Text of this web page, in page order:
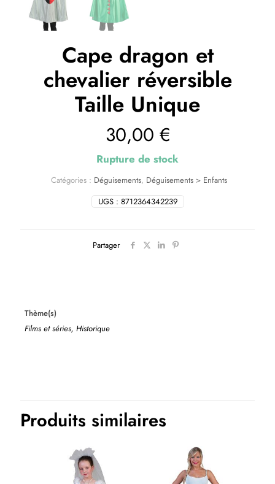
Cape dragon et
chevalier réversible
Taille Unique
30,00 €
Rupture de stock
UGS : 8712364342239
Catégories : Déguisements, Déguisements > Enfants
Partager
Thème(s)
Films et séries, Historique
Produits similaires